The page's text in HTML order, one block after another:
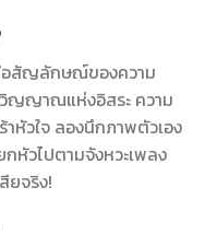
อสัญลักษณ์ของความ
ญญาณแห่งอิสระ ความ
หัวใจ ลองนึกภาพตัวเอง
หัวไปตามจังหวะเพลง
ยจริง!